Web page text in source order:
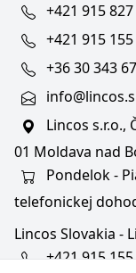
+421 915
+421 915
+36 30 343
Lincos s.r.o.,
01 Moldava nad
Pondelok -
telefonickej
Lincos Slovakia -
+421 915